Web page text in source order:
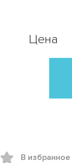
Цена
В избранное